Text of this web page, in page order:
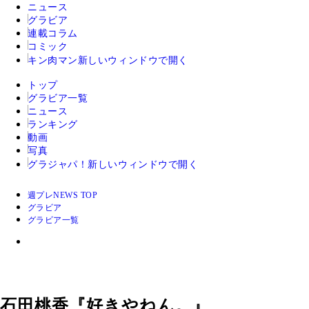
ニュース
グラビア
連載コラム
コミック
キン肉マン 新しいウィンドウで開く
トップ
グラビア一覧
ニュース
ランキング
動画
写真
グラジャパ！ 新しいウィンドウで開く
週プレNEWS TOP
グラビア
グラビア一覧
石田桃香『好きやねん。』